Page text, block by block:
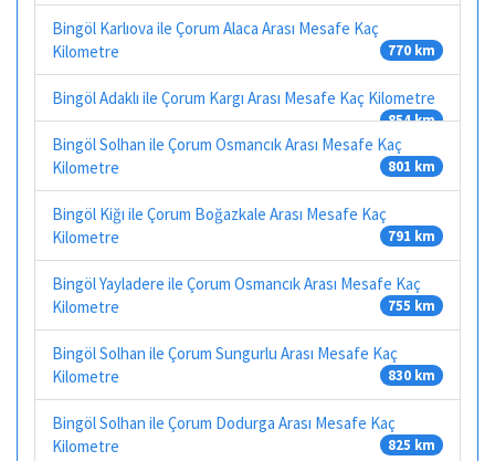
Bingöl Karlıova ile Çorum Alaca Arası Mesafe Kaç
Kilometre
770 km
Bingöl Adaklı ile Çorum Kargı Arası Mesafe Kaç Kilometre
854 km
Bingöl Solhan ile Çorum Osmancık Arası Mesafe Kaç
Kilometre
801 km
Bingöl Kiğı ile Çorum Boğazkale Arası Mesafe Kaç
Kilometre
791 km
Bingöl Yayladere ile Çorum Osmancık Arası Mesafe Kaç
Kilometre
755 km
Bingöl Solhan ile Çorum Sungurlu Arası Mesafe Kaç
Kilometre
830 km
Bingöl Solhan ile Çorum Dodurga Arası Mesafe Kaç
Kilometre
825 km